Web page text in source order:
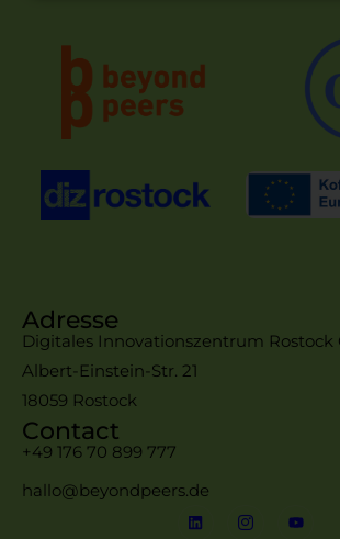
Adresse
Digitales Innovationszentrum Rostock
Albert-Einstein-Str. 21
18059 Rostock
Contact
+49 176 70 899 777
hallo@beyondpeers.de